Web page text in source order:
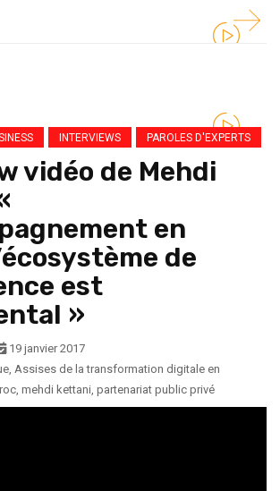
INTERVIEWS PAROLES D'EXPERTS
vidéo de Mehdi
en
de
est
»
19 janvier 2017
, Assises de la transformation digitale en
, mehdi kettani, partenariat public privé